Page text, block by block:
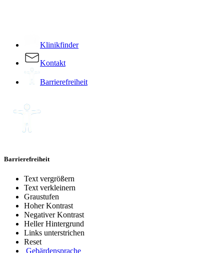
Klinikfinder
Kontakt
Barrierefreiheit
Barrierefreiheit
Text vergrößern
Text verkleinern
Graustufen
Hoher Kontrast
Negativer Kontrast
Heller Hintergrund
Links unterstrichen
Reset
Gebärdensprache